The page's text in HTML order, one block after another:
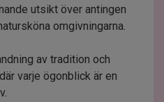
utsikt över antingen
omgivningarna.
av tradition och
varje ögonblick är en